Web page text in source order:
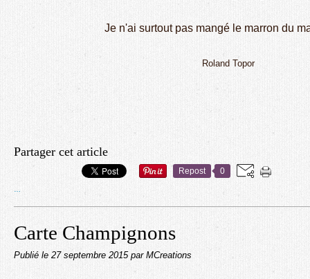
Je n'ai surtout pas mangé le marron du
Roland Topor
Partager cet article
Repost 0
Carte Champignons
Publié le 27 septembre 2015 par MCreations